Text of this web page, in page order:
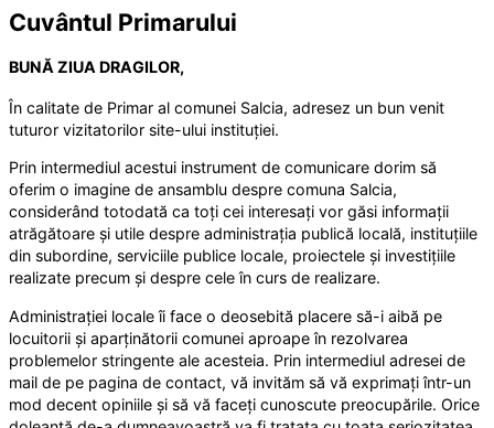
Cuvântul Primarului
BUNĂ ZIUA DRAGILOR,
În calitate de Primar al comunei Salcia, adresez un bun venit
tuturor vizitatorilor site-ului instituției.
Prin intermediul acestui instrument de comunicare dorim să
oferim o imagine de ansamblu despre comuna Salcia,
considerând totodată ca toți cei interesați vor găsi informații
atrăgătoare și utile despre administrația publică locală, instituțiile
din subordine, serviciile publice locale, proiectele și investițiile
realizate precum și despre cele în curs de realizare.
Administrației locale îi face o deosebită placere să-i aibă pe
locuitorii și aparținătorii comunei aproape în rezolvarea
problemelor stringente ale acesteia. Prin intermediul adresei de
mail de pe pagina de contact, vă invităm să vă exprimați într-un
mod decent opiniile și să vă faceți cunoscute preocupările. Orice